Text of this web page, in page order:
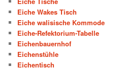
Eiche Wakes Tisch
Eiche walisische Kommode
Eiche-Refektorium-Tabelle
Eichenbauernhof
Eichenstühle
Eichentisch